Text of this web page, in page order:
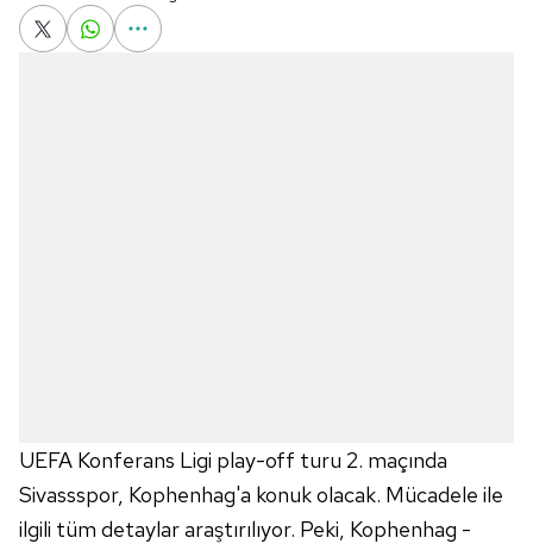
UEFA Konferans Ligi play-off turu 2. maçında
Sivassspor, Kophenhag'a konuk olacak. Mücadele ile
ilgili tüm detaylar araştırılıyor. Peki, Kophenhag -